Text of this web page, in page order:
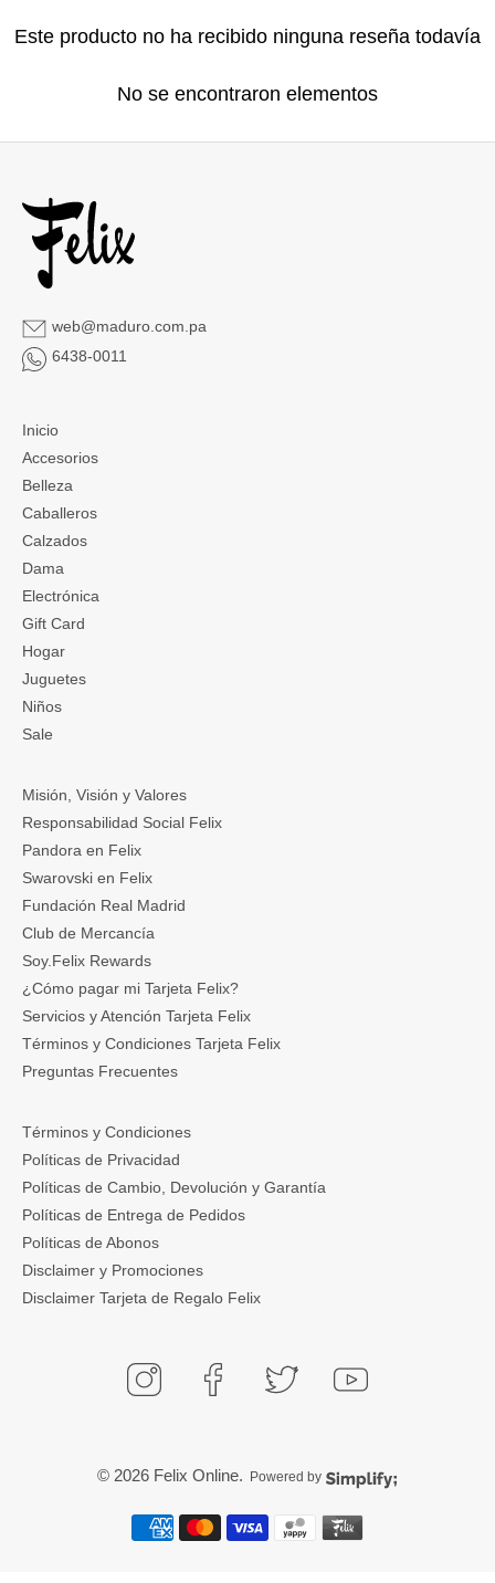
Este producto no ha recibido ninguna reseña todavía
No se encontraron elementos
web@maduro.com.pa
6438-0011
Inicio
Accesorios
Belleza
Caballeros
Calzados
Dama
Electrónica
Gift Card
Hogar
Juguetes
Niños
Sale
Misión, Visión y Valores
Responsabilidad Social Felix
Pandora en Felix
Swarovski en Felix
Fundación Real Madrid
Club de Mercancía
Soy.Felix Rewards
¿Cómo pagar mi Tarjeta Felix?
Servicios y Atención Tarjeta Felix
Términos y Condiciones Tarjeta Felix
Preguntas Frecuentes
Términos y Condiciones
Políticas de Privacidad
Políticas de Cambio, Devolución y Garantía
Políticas de Entrega de Pedidos
Políticas de Abonos
Disclaimer y Promociones
Disclaimer Tarjeta de Regalo Felix
© 2026 Felix Online. Powered by